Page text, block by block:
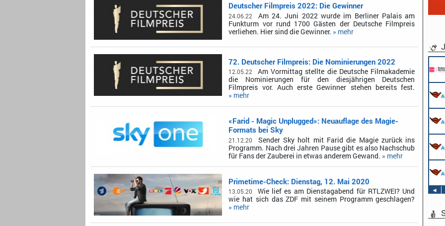
Deutscher Filmpreis 2022: Die Gewinner
24.06.22
Am 24. Juni 2022 wurde im Berliner Palais am
Funkturm vor rund 1700 Gästen der Deutsche Filmpreis
verliehen. Hier sind die Gewinner. » mehr
72. Deutscher Filmpreis: Die Nominierungen 2022
12.05.22
Am Vormittag stellte die Deutsche Filmakademie
die Nominierungen für den diesjährigen Deutschen
Filmpreis vor. Auch erste Gewinner stehen bereits fest.
» mehr
«Farid - Magic Unplugged»: Neuauflage des Magie-
Formats bei Sky
21.12.20
Sender Sky holt mit Farid die Magie zurück ins
Programm. Nach drei Jahren Pause gibt es also Nachschub
für Fans der Zauberei in etwas anderem Gewand. » mehr
Primetime-Check: Dienstag, 12. Mai 2020
13.05.20
Wie lief es am Dienstagabend für RTLZWEI? Und
wie hat sich das ZDF mit seinem Programm geschlagen?
» mehr
◄